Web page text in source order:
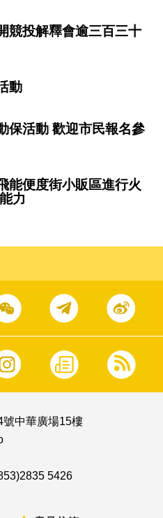
競投解釋會逾三百三十
動
保活動 歡迎市民報名參
能便度街小販區進行火
力
中華廣場15樓
5426